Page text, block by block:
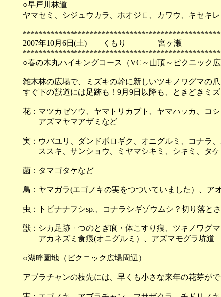
○早戸川林道
ヤマセミ、シジュウカラ、ホオジロ、カワウ、キセキ
2007年10月6日(土) くもり 宮ヶ瀬
○春の木丸ハイキングコース（VC～山頂～ピクニック
雑木林の広場で、ミズキの幹に新しいツキノワグマの
すぐ下の獣道には足跡も！9月9日以降も、ときどきミ
花：マツカゼソウ、ヤマトリカブト、ヤマハッカ、コ
アズマヤマアザミなど
実：ウバユリ、ダンドボロギク、オニグルミ、コナラ
ススキ、サンショウ、ミヤマシキミ、シキミ、タケ
菌：タマゴタケなど
鳥：ヤマガラ(エゴノキの実をつついていました）、ア
虫：トビナナフシsp.、コナラシギゾウムシ？切り落と
獣：シカ足跡・つのとぎ痕・体こすり痕、ツキノワグ
アカネズミ食痕(オニグルミ）、アズマモグラ坑道
○湖畔園地（ピクニック広場周辺）
アブラチャンの枝先には、早くも小さな来年の花芽が